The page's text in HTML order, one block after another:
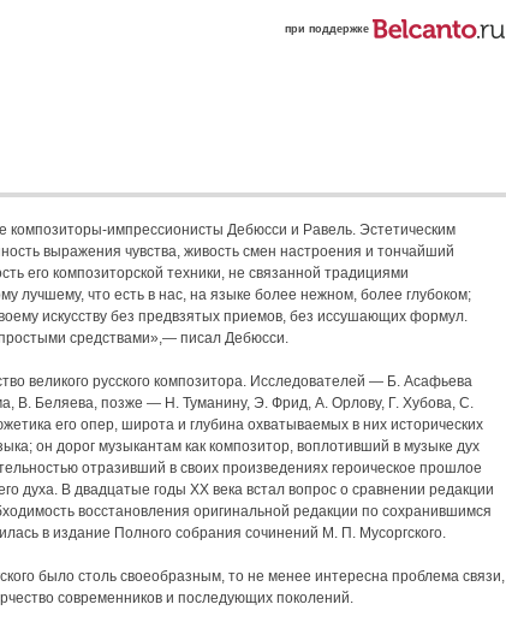
при поддержке
композиторы-импрессионисты Дебюсси и Равель. Эстетическим
выражения чувства, живость смен настроения и тончайший
его композиторской техники, не связанной традициями
лучшему, что есть в нас, на языке более нежном, более глубоком;
искусству без предвзятых приемов, без иссушающих формул.
простыми средствами»,— писал Дебюсси.
великого русского композитора. Исследователей — Б. Асафьева
В. Беляева, позже — Н. Туманину, Э. Фрид, А. Орлову, Г. Хубова, С.
его опер, широта и глубина охватываемых в них исторических
он дорог музыкантам как композитор, воплотивший в музыке дух
отразивший в своих произведениях героическое прошлое
духа. В двадцатые годы XX века встал вопрос о сравнении редакции
восстановления оригинальной редакции по сохранившимся
в издание Полного собрания сочинений М. П. Мусоргского.
было столь своеобразным, то не менее интересна проблема связи,
современников и последующих поколений.